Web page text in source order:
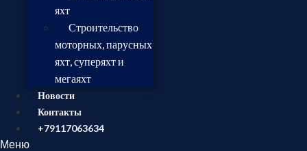
яхт
Строительство
моторных, парусных
яхт, суперяхт и
мегаяхт
Новости
Контакты
+79117063634
Меню